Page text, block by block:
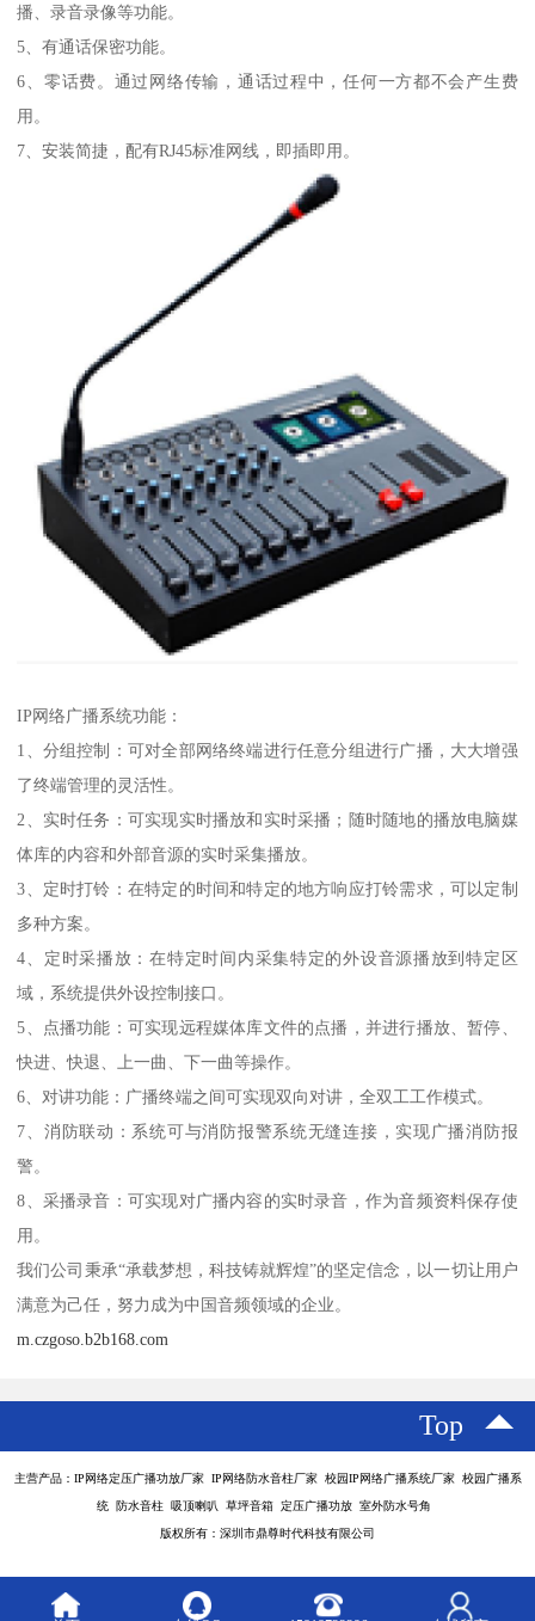
播、录音录像等功能。
5、有通话保密功能。
6、零话费。通过网络传输，通话过程中，任何一方都不会产生费
用。
7、安装简捷，配有RJ45标准网线，即插即用。
IP网络广播系统功能：
1、分组控制：可对全部网络终端进行任意分组进行广播，大大增强
了终端管理的灵活性。
2、实时任务：可实现实时播放和实时采播；随时随地的播放电脑媒
体库的内容和外部音源的实时采集播放。
3、定时打铃：在特定的时间和特定的地方响应打铃需求，可以定制
多种方案。
4、定时采播放：在特定时间内采集特定的外设音源播放到特定区
域，系统提供外设控制接口。
5、点播功能：可实现远程媒体库文件的点播，并进行播放、暂停、
快进、快退、上一曲、下一曲等操作。
6、对讲功能：广播终端之间可实现双向对讲，全双工工作模式。
7、消防联动：系统可与消防报警系统无缝连接，实现广播消防报
警。
8、采播录音：可实现对广播内容的实时录音，作为音频资料保存使
用。
我们公司秉承“承载梦想，科技铸就辉煌”的坚定信念，以一切让用户
满意为己任，努力成为中国音频领域的企业。
m.czgoso.b2b168.com
Top
主营产品：IP网络定压广播功放厂家 IP网络防水音柱厂家 校园IP网络广播系统厂家 校园广播系
统 防水音柱 吸顶喇叭 草坪音箱 定压广播功放 室外防水号角
版权所有：深圳市鼎尊时代科技有限公司